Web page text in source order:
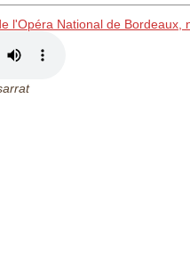
l'Opéra National de Bordeaux,